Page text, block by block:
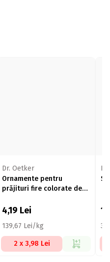
Dr. Oetker
Ornamente pentru
prăjituri fire colorate de
4,19 Lei
139,67 Lei/kg
2 x 3,98 Lei